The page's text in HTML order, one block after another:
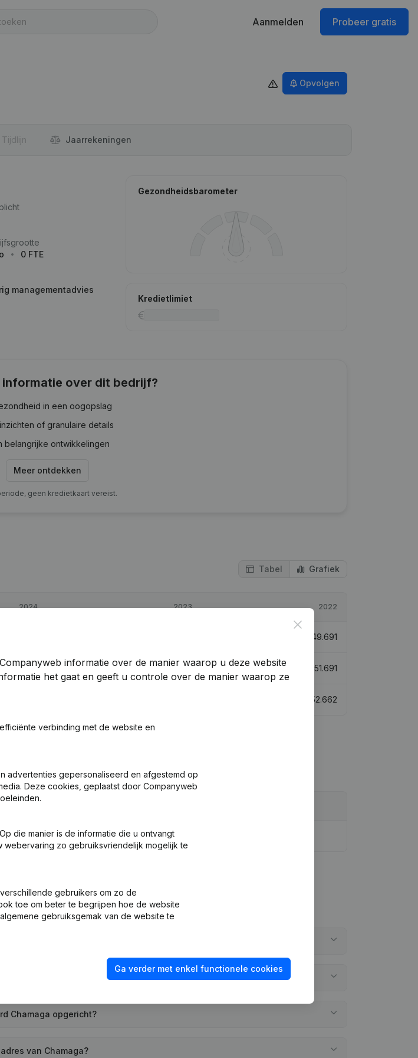
Aanmelden Probeer gratis
Opvolgen
Tijdlijn Jaar­rekeningen
0 FTE
managementadvies
Gezondheidsbarometer
Kredietlimiet
informatie over dit bedrijf?
in een oogopslag
of granulaire details
belangrijke ontwikkelingen
Meer ontdekken
geen kredietkaart vereist.
Tabel Grafiek
2024 2023 2022
49.691
€68.950 -35,85% €107.479 107,93% 51.691
52.662
Bijkantoor, enz...)(FR)
Chamaga opgericht?
van Chamaga?
Close
informatie over de manier waarop u deze website
het gaat en geeft u controle over de manier waarop ze
verbinding met de website en
advertenties gepersonaliseerd en afgestemd op
Deze cookies, geplaatst door Companyweb
die manier is de informatie die u ontvangt
zo gebruiksvriendelijk mogelijk te
gebruikers om zo de
toe om beter te begrijpen hoe de website
gebruiksgemak van de website te
Ga verder met enkel functionele cookies